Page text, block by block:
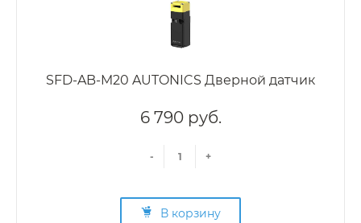
SFD-AB-M20 AUTONICS Дверной датчик
6 790 руб.
- +
В корзину